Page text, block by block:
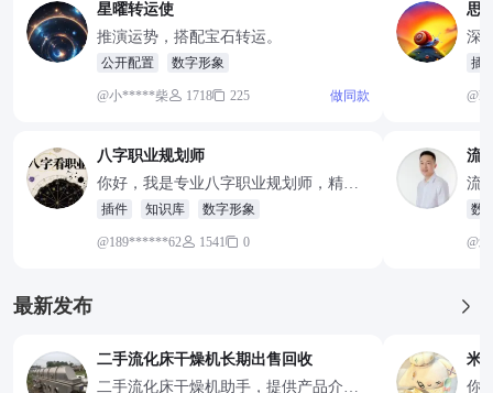
星曜转运使
推演运势，搭配宝石转运。
公开配置
数字形象
@小*****柴 1718 225 做同款
思
深
插
八字职业规划师
你好，我是专业八字职业规划师，精通
传统命理学与现代职业心理学，可以帮
插件 知识库 数字形象
@189******62 1541 0
流
流
漏
数
@
最新发布
二手流化床干燥机长期出售回收
二手流化床干燥机助手，提供产品介
米
你